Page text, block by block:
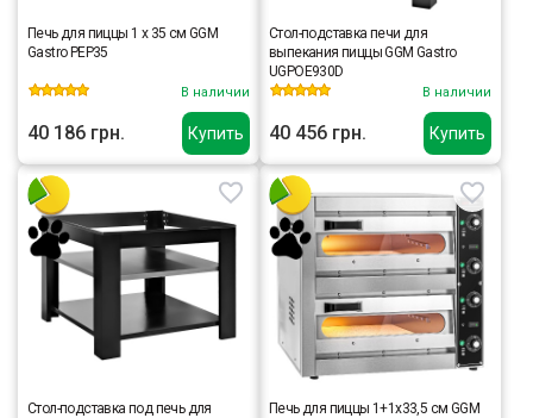
Купить
Печь для пиццы 1 х 35 см GGM
Gastro PEP35
В наличии
40 186 грн. Купить
Стол-подставка печи для
выпекания пиццы GGM Gastro
UGPOE930D
В наличии
40 456 грн.
Стол-подставка под печь для
Печь для пиццы 1+1x33,5 cм GGM